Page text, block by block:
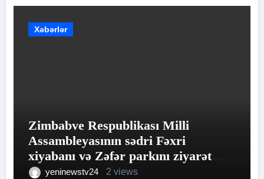
Xəbərlər
Zimbabve Respublikası Milli
Assambleyasının sədri Fəxri
xiyabanı və Zəfər parkını ziyarət
edibyeninewstv24
2 views